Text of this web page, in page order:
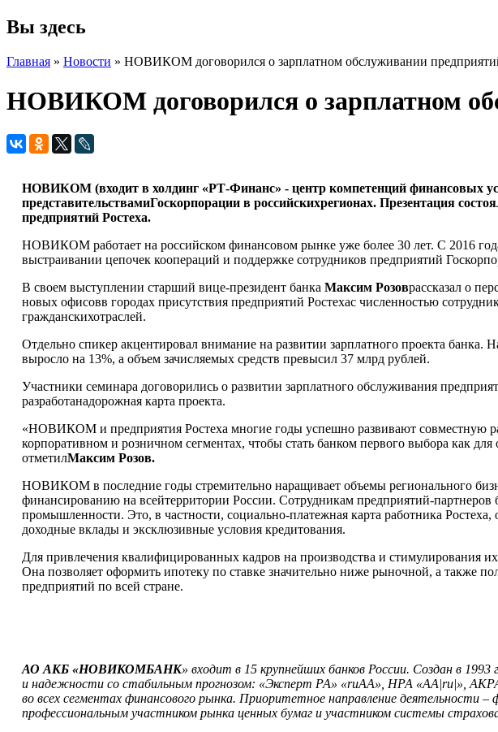
Вы здесь
Главная » Новости » НОВИКОМ договорился о зарплатном обслуживании
НОВИКОМ договорился о зарплатном
НОВИКОМ (входит в холдинг «РТ-Финанс» - центр компетенций финансовых
представительствамиГоскорпорации в российскихрегионах. Презентация
предприятий Ростеха.
НОВИКОМ работает на российском финансовом рынке уже более 30 лет. С 2016
выстраивании цепочек коопераций и поддержке сотрудников предприятий
В своем выступлении старший вице-президент банка Максим Розоврассказал о
новых офисовв городах присутствия предприятий Ростехас численностью
гражданскихотраслей.
Отдельно спикер акцентировал внимание на развитии зарплатного проекта банка.
выросло на 13%, а объем зачисляемых средств превысил 37 млрд рублей.
Участники семинара договорились о развитии зарплатного обслуживания
разработанадорожная карта проекта.
«НОВИКОМ и предприятия Ростеха многие годы успешно развивают совместную
корпоративном и розничном сегментах, чтобы стать банком первого выбора как
отметилМаксим Розов.
НОВИКОМ в последние годы стремительно наращивает объемы регионального
финансированию на всейтерритории России. Сотрудникам предприятий-партнеров
промышленности. Это, в частности, социально-платежная карта работника
доходные вклады и эксклюзивные условия кредитования.
Для привлечения квалифицированных кадров на производства и
Она позволяет оформить ипотеку по ставке значительно ниже рыночной, а также
предприятий по всей стране.
АО АКБ «НОВИКОМБАНК» входит в 15 крупнейших банков России. Создан в 1993
и надежности со стабильным прогнозом: «Эксперт РА» «ruАА», НРА «АА|ru|»,
во всех сегментах финансового рынка. Приоритетное направление деятельности
профессиональным участником рынка ценных бумаг и участником системы